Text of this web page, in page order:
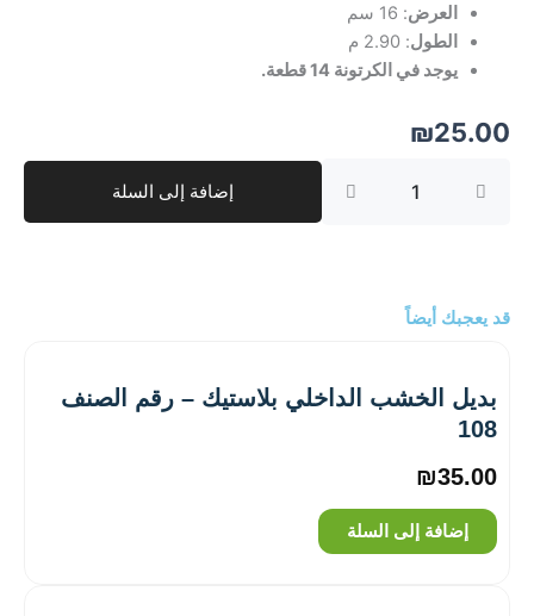
العرض: 16 سم
الطول: 2.90 م
يوجد في الكرتونة 14 قطعة.
₪25.00
رقم
إضافة إلى السلة
قد يعجبك أيضاً
بديل الخشب الداخلي بلاستيك – رقم الصنف
108
₪35.00
إضافة إلى السلة